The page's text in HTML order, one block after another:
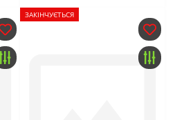
ЗАКІНЧУЄТЬСЯ